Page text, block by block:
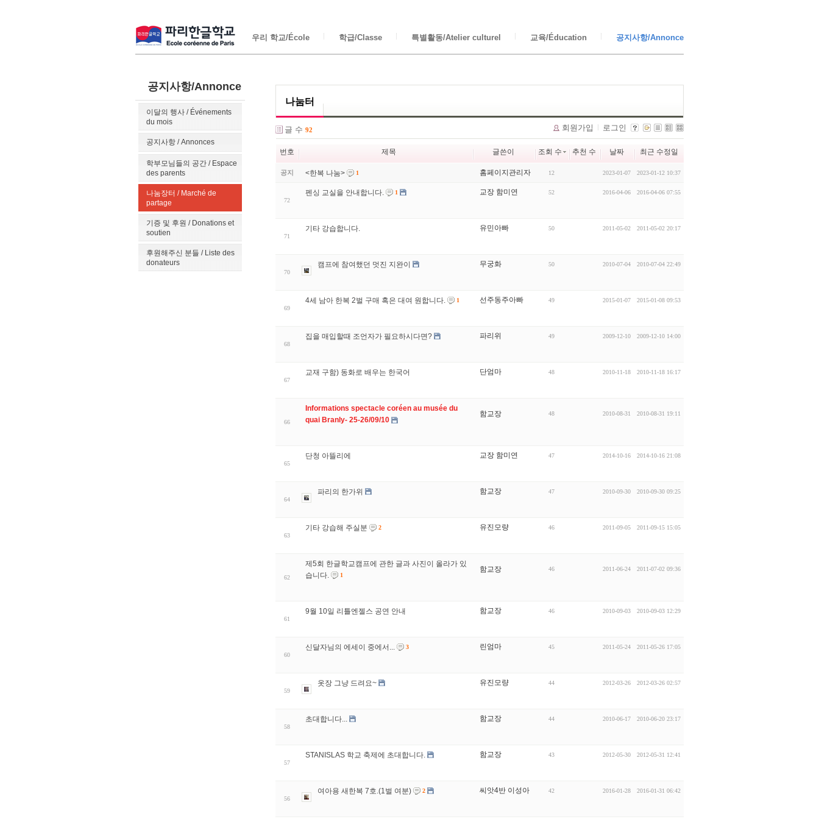
우리 학교/École 학급/Classe 특별활동/Atelier culturel 교육/Éducation 공지사항/Annonce
공지사항/Annonce
이달의 행사 / Événements
du mois
공지사항 / Annonces
학부모님들의 공간 / Espace
des parents
나눔장터 / Marché de
partage
기증 및 후원 / Donations et
soutien
후원해주신 분들 / Liste des
donateurs
나눔터
글 수 92 회원가입 로그인
번호 제목 글쓴이 조회 수 추천 수 날짜 최근 수정일
공지 <한복 나눔> 1 홈페이지관리자 12 2023-01-07 2023-01-12 10:37
72
펜싱 교실을 안내합니다. 1 교장 함미연 52 2016-04-06 2016-04-06 07:55
71
기타 강습합니다. 유민아빠 50 2011-05-02 2011-05-02 20:17
70
캠프에 참여했던 멋진 지완이 무궁화 50 2010-07-04 2010-07-04 22:49
69
4세 남아 한복 2벌 구매 혹은 대여 원합니다. 1 선주동주아빠 49 2015-01-07 2015-01-08 09:53
68
집을 매입할때 조언자가 필요하시다면? 파리위 49 2009-12-10 2009-12-10 14:00
67
교재 구함) 동화로 배우는 한국어 단엄마 48 2010-11-18 2010-11-18 16:17
66
Informations spectacle coréen au musée du
함교장 48 2010-08-31 2010-08-31 19:11
65
단청 아뜰리에 교장 함미연 47 2014-10-16 2014-10-16 21:08
64
파리의 한가위 함교장 47 2010-09-30 2010-09-30 09:25
63
기타 강습해 주실분 2 유진모량 46 2011-09-05 2011-09-15 15:05
62
제5회 한글학교캠프에 관한 글과 사진이 올라가 있
습니다.
1
함교장 46 2011-06-24 2011-07-02 09:36
61
함교장 46 2010-09-03 2010-09-03 12:29
60
신달자님의 에세이 중에서... 3 린엄마 45 2011-05-24 2011-05-26 17:05
59
옷장 그냥 드려요~ 유진모량 44 2012-03-26 2012-03-26 02:57
58
초대합니다... 함교장 44 2010-06-17 2010-06-20 23:17
57
STANISLAS 학교 축제에 초대합니다. 함교장 43 2012-05-30 2012-05-31 12:41
56
여아용 새한복 7호.(1벌 여분) 2 씨앗4반 이성아 42 2016-01-28 2016-01-31 06:42